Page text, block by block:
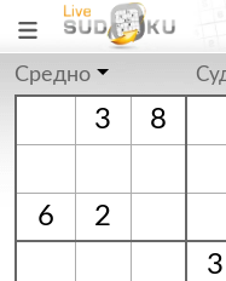
Средно
3 8
6
2
3